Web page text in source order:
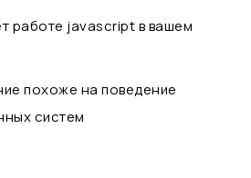
работе javascript в вашем
похоже на поведение
систем